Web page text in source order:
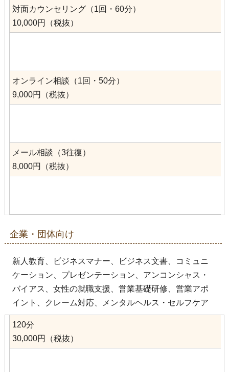
対面カウンセリング（1回・60分）
10,000円（税抜）
オンライン相談（1回・50分）
9,000円（税抜）
メール相談（3往復）
8,000円（税抜）
企業・団体向け
新人教育、ビジネスマナー、ビジネス文書、コミュニ
ケーション、プレゼンテーション、アンコンシャス・
バイアス、女性の就職支援、営業基礎研修、営業アポ
イント、クレーム対応、メンタルヘルス・セルフケア
120分
30,000円（税抜）